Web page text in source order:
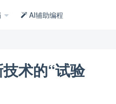
AI辅助编程
术的“试验